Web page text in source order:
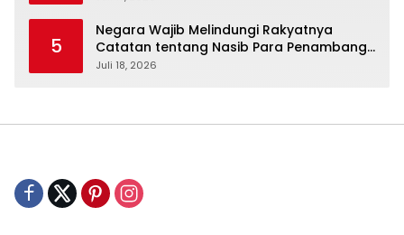
5
Negara Wajib Melindungi Rakyatnya
Catatan tentang Nasib Para Penambang
Belerang Kawah Ijen
Juli 18, 2026